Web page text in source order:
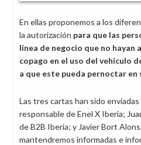
En ellas proponemos a los
la autorización para que las
línea de negocio que no
copago en el uso del vehículo
a que este pueda pernoctar
Las tres cartas han sido
responsable de Enel X Iberia;
de B2B Iberia; y Javier Bort
mantendremos informadas e